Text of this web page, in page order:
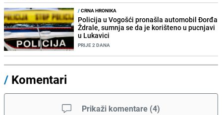
/CRNA HRONIKA
Policija u Vogošći pronašla automobil Đorđa
Ždrale, sumnja se da je korišteno u pucnjavi
u Lukavici
PRIJE 2 DANA
/ Komentari
Prikaži komentare (4)